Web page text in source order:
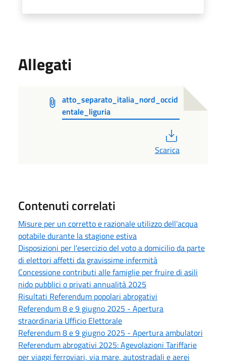
Allegati
atto_separato_italia_nord_occid
entale_liguria
Scarica
Contenuti correlati
Misure per un corretto e razionale utilizzo dell’acqua
potabile durante la stagione estiva
Disposizioni per l’esercizio del voto a domicilio da parte
di elettori affetti da gravissime infermità
Concessione contributi alle famiglie per fruire di asili
nido pubblici o privati annualità 2025
Risultati Referendum popolari abrogativi
Referendum 8 e 9 giugno 2025 - Apertura
straordinaria Ufficio Elettorale
Referendum 8 e 9 giugno 2025 - Apertura ambulatori
Referendum abrogativi 2025: Agevolazioni Tariffarie
per viaggi ferroviari, via mare, autostradali e aerei